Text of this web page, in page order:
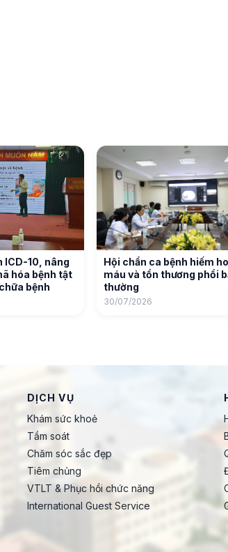
ICD-10, nâng
hóa bệnh tật
bệnh
Hội chẩn ca bệnh hiếm
máu và tổn thương phổi
thường
30/07/2026
DỊCH VỤ
Khám sức khoẻ
Tầm soát
Chăm sóc sắc đẹp
Tiêm chủng
VTLT & Phục hồi chức năng
International Guest Service